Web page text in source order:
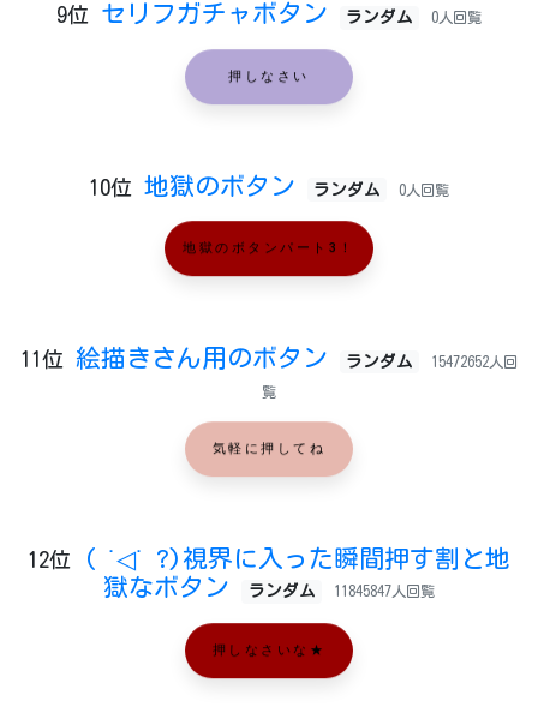
9位 セリフガチャボタン ランダム 0人回覧
押しなさい
10位 地獄のボタン ランダム 0人回覧
地獄のボタンパート3！
11位 絵描きさん用のボタン ランダム 15472652人回
覧
気軽に押してね
12位
( ˙◁˙ ?)視界に入った瞬間押す割と地
獄なボタン
ランダム 11845847人回覧
押しなさいな★